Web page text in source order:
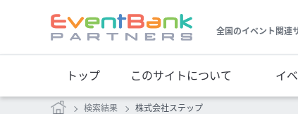
全国のイベント関連
トップ このサイトについて イ
検索結果
株式会社ステップ